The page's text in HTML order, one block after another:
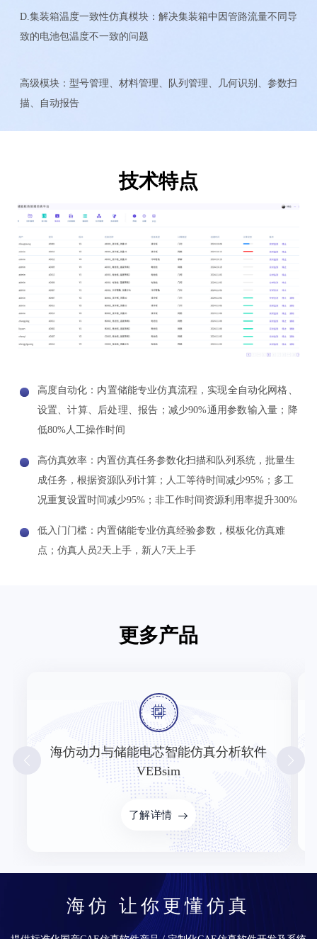
D.集装箱温度一致性仿真模块：解决集装箱中因管路流量不同导
致的电池包温度不一致的问题
高级模块：型号管理、材料管理、队列管理、几何识别、参数扫
描、自动报告
技术特点
高度自动化：内置储能专业仿真流程，实现全自动化网格、
设置、计算、后处理、报告；减少90%通用参数输入量；降
低80%人工操作时间
高仿真效率：内置仿真任务参数化扫描和队列系统，批量生
成任务，根据资源队列计算；人工等待时间减少95%；多工
况重复设置时间减少95%；非工作时间资源利用率提升300%
低入门门槛：内置储能专业仿真经验参数，模板化仿真难
点；仿真人员2天上手，新人7天上手
更多产品
海仿动力与储能电芯智能仿真分析软件
VEBsim
了解详情
海仿 让你更懂仿真